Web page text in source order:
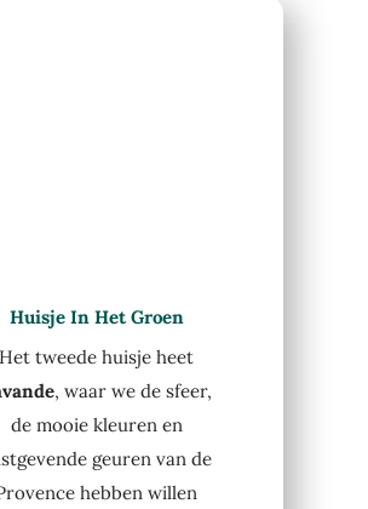
Huisje In Het Groen
Het tweede huisje heet
, waar we de sfeer,
de mooie kleuren en
geuren van de
hebben willen